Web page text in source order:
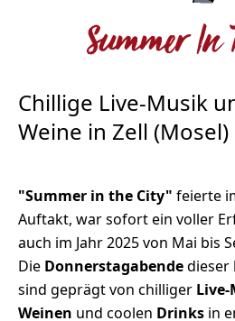
Summer In
Chillige Live-Musik
Weine in Zell (Mosel)
"Summer in the City" feierte
Auftakt, war sofort ein voller
auch im Jahr 2025 von Mai bis
Die Donnerstagabendedieser
sind geprägt von chilliger
Weinen und coolen Drinks in